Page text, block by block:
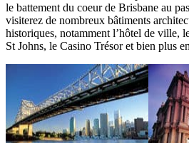
le battement du coeur de Brisbane au
visiterez de nombreux bâtiments
historiques, notamment l’hôtel de ville,
St Johns, le Casino Trésor et bien plus